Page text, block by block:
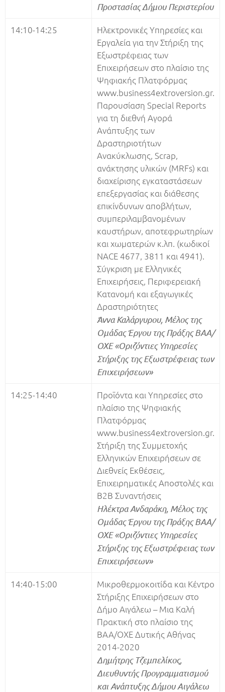
Προστασίας Δήμου Περιστερίου
14:10-14:25
Ηλεκτρονικές Υπηρεσίες και
Εργαλεία για την Στήριξη της
Εξωστρέφειας των
Επιχειρήσεων στο πλαίσιο της
Ψηφιακής Πλατφόρμας
www.business4extroversion.gr.
Παρουσίαση Special Reports
για τη διεθνή Αγορά
Ανάπτυξης των
Δραστηριοτήτων
Ανακύκλωσης, Scrap,
ανάκτησης υλικών (MRFs) και
διαχείρισης εγκαταστάσεων
επεξεργασίας και διάθεσης
επικίνδυνων αποβλήτων,
συμπεριλαμβανομένων
καυστήρων, αποτεφρωτηρίων
και χωματερών κ.λπ. (κωδικοί
NACE 4677, 3811 και 4941).
Σύγκριση με Ελληνικές
Επιχειρήσεις, Περιφερειακή
Κατανομή και εξαγωγικές
Δραστηριότητες
Άννα Καλάργυρου, Μέλος της
Ομάδας Έργου της Πράξης ΒΑΑ/
ΟΧΕ «Οριζόντιες Υπηρεσίες
Στήριξης της Εξωστρέφειας των
Επιχειρήσεων»
14:25-14:40
Προϊόντα και Υπηρεσίες στο
πλαίσιο της Ψηφιακής
Πλατφόρμας
www.business4extroversion.gr.
Στήριξη της Συμμετοχής
Ελληνικών Επιχειρήσεων σε
Διεθνείς Εκθέσεις,
Επιχειρηματικές Αποστολές και
Β2Β Συναντήσεις
Ηλέκτρα Ανδαράκη, Μέλος της
Ομάδας Έργου της Πράξης ΒΑΑ/
ΟΧΕ «Οριζόντιες Υπηρεσίες
Στήριξης της Εξωστρέφειας των
Επιχειρήσεων»
14:40-15:00
Μικροθερμοκοιτίδα και Κέντρο
Στήριξης Επιχειρήσεων στο
Δήμο Αιγάλεω – Μια Καλή
Πρακτική στο πλαίσιο της
ΒΑΑ/ΟΧΕ Δυτικής Αθήνας
2014-2020
Δημήτρης Τζεμπελίκος,
Διευθυντής Προγραμματισμού
και Ανάπτυξης Δήμου Αιγάλεω